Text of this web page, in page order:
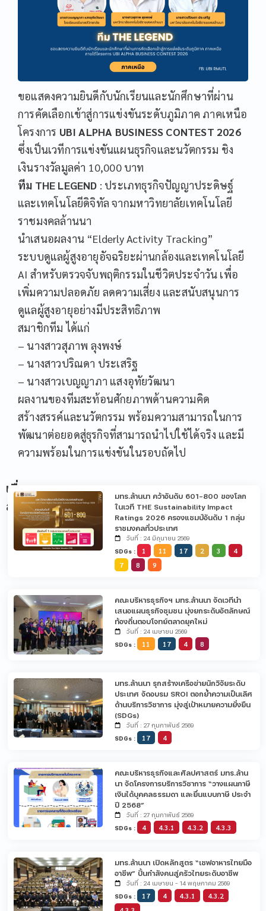
ขอแสดงความยินดีกับนักเรียนและนักศึกษาที่ผ่าน
การคัดเลือกเข้าสู่การแข่งขันระดับภูมิภาค ภาคเหนือ
โครงการ UBI ALPHA BUSINESS CONTEST 2026
ซึ่งเป็นเวทีการแข่งขันแผนธุรกิจและนวัตกรรม ชิง
เงินรางวัลมูลค่า 10,000 บาท
ทีม THE LEGEND : ประเภทธุรกิจปัญญาประดิษฐ์
และเทคโนโลยีดิจิทัล จากมหาวิทยาลัยเทคโนโลยี
ราชมงคลล้านนา
นำเสนอผลงาน “Elderly Activity Tracking”
ระบบดูแลผู้สูงอายุอัจฉริยะผ่านกล้องและเทคโนโลยี
AI สำหรับตรวจจับพฤติกรรมในชีวิตประจำวัน เพื่อ
เพิ่มความปลอดภัย ลดความเสี่ยง และสนับสนุนการ
ดูแลผู้สูงอายุอย่างมีประสิทธิภาพ
สมาชิกทีม ได้แก่
– นางสาวสุภาพ ลุงพงษ์
– นางสาวปริณดา ประเสริฐ
– นางสาวเบญญาภา แสงอุทัยวัฒนา
ผลงานของทีมสะท้อนศักยภาพด้านความคิด
สร้างสรรค์และนวัตกรรม พร้อมความสามารถในการ
พัฒนาต่อยอดสู่ธุรกิจที่สามารถนำไปใช้ได้จริง และมี
ความพร้อมในการแข่งขันในรอบถัดไป
เรื่อง
ล่าสุด
มทร.ล้านนา คว้าอันดับ 601-800 ของโลก
ในเวที THE Sustainability Impact
Ratings 2026 ครองแชมป์อันดับ 1 กลุ่ม
ราชมงคลทั่วประเทศ
วันที่ : 24 มิถุนายน 2569
SDGs :
1 11 17 2 3
4
7
8 9
คณะบริหารธุรกิจฯ มทร.ล้านนา จัดเวทีนำ
เสนอแผนธุรกิจชุมชน มุ่งยกระดับอัตลักษณ์
ท้องถิ่นตอบโจทย์ตลาดยุคใหม่
วันที่ : 24 เมษายน 2569
SDGs :
11 17 4 8
มทร.ล้านนา รุกสร้างเครือข่ายนักวิจัยระดับ
ประเทศ จัดอบรม SROI ตอกย้ำความเป็นเลิศ
ด้านบริการวิชาการ มุ่งสู่เป้าหมายความยั่งยืน
(SDGs)
วันที่ : 27 กุมภาพันธ์ 2569
SDGs :
17 4
คณะบริหารธุรกิจและศิลปศาสตร์ มทร.ล้าน
นา จัดโครงการบริการวิชาการ “วางแผนภาษี
เงินได้บุคคลธรรมดา และยื่นแบบภาษี ประจำ
ปี 2568”
วันที่ : 27 กุมภาพันธ์ 2569
SDGs :
4 4.3.1 4.3.2 4.3.3
มทร.ล้านนา เปิดหลักสูตร “เชฟอาหารไทยมือ
อาชีพ” ปั้นกำลังคนสู่ครัวไทยระดับอาชีพ
วันที่ : 24 เมษายน - 14 พฤษภาคม 2569
SDGs :
17 4 4.3.1
4.3.2